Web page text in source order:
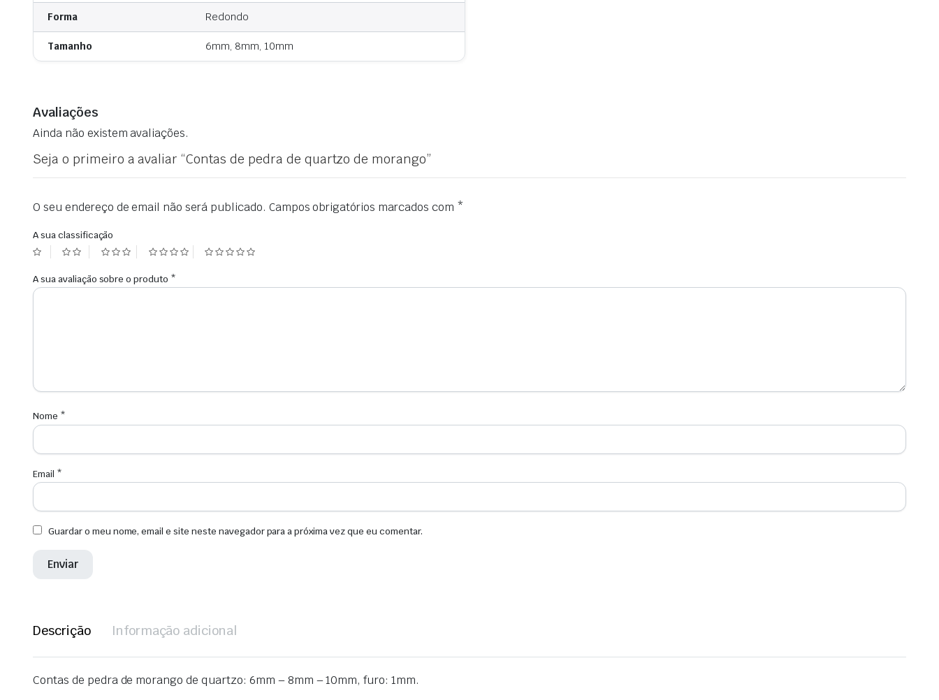
Forma Redondo
Tamanho 6mm, 8mm, 10mm
Avaliações
Ainda não existem avaliações.
Seja o primeiro a avaliar “Contas de pedra de quartzo de morango”
O seu endereço de email não será publicado. Campos obrigatórios marcados com *
A sua classificação
A sua avaliação sobre o produto *
Nome *
Email *
Guardar o meu nome, email e site neste navegador para a próxima vez que eu comentar.
Descrição Informação adicional
Contas de pedra de morango de quartzo: 6mm – 8mm – 10mm, furo: 1mm.